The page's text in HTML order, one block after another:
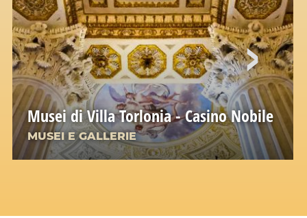
Musei di Villa Torlonia - Casino Nobile
MUSEI E GALLERIE